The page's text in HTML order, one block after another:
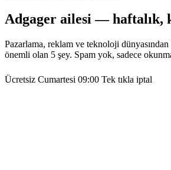
Adgager ailesi — haftalık,
Pazarlama, reklam ve teknoloji
önemli olan 5 şey. Spam yok, sadece
Ücretsiz Cumartesi 09:00 Tek tıkla iptal